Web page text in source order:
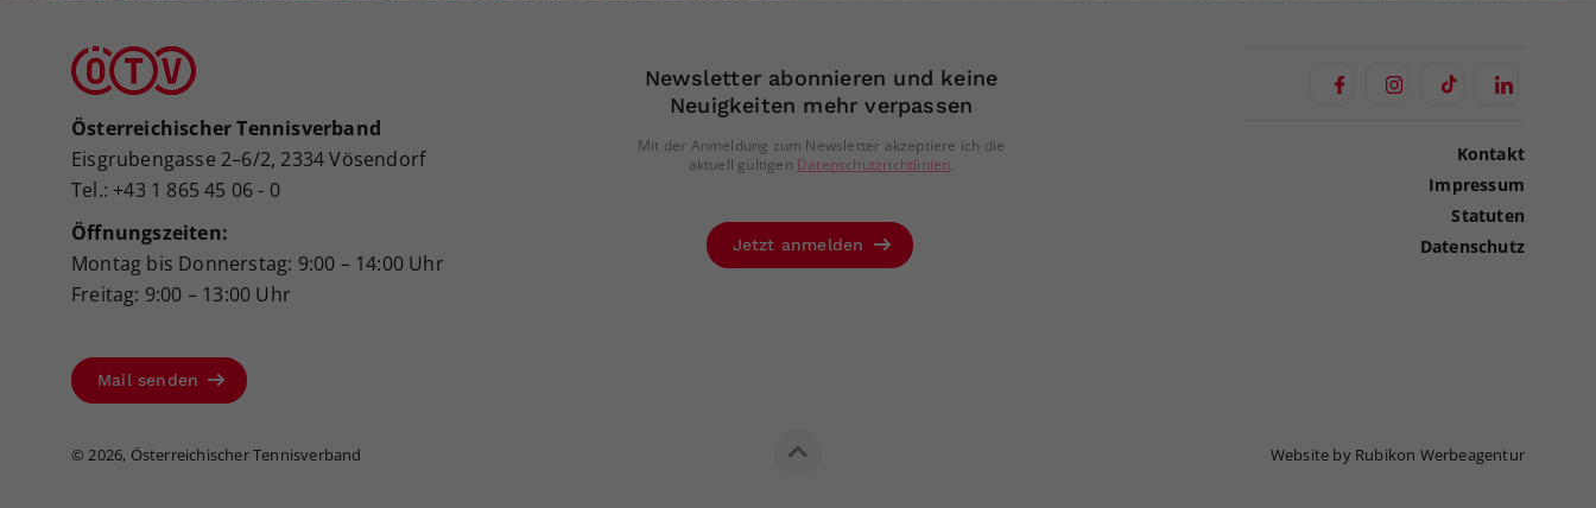
Österreichischer Tennisverband
Eisgrubengasse 2–6/2, 2334 Vösendorf
Tel.: +43 1 865 45 06 - 0
Öffnungszeiten:
Montag bis Donnerstag: 9:00 – 14:00 Uhr
Freitag: 9:00 – 13:00 Uhr
Mail senden
Newsletter abonnieren und keine
Neuigkeiten mehr verpassen
Mit der Anmeldung zum Newsletter akzeptiere ich die
aktuell gültigen Datenschutzrichtlinien.
Jetzt anmelden
Kontakt
Impressum
Statuten
Datenschutz
©2026, Österreichischer Tennisverband Website by Rubikon Werbeagentur